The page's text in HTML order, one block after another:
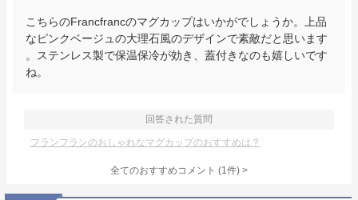
こちらのFrancfrancのマグカップはいかがでしょうか。上品
なピンクベージュの大理石風のデザインで素敵だと思います
。ステンレス製で保温保冷が効き、蓋付きなのも嬉しいです
ね。
回答された質問
フランフランのおしゃれなマグカップのおすすめは？
全てのおすすめコメント (1件) >